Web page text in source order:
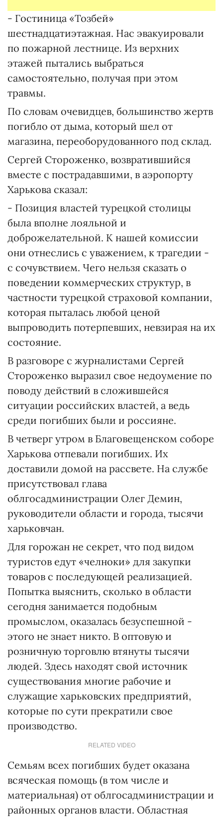
- Гостиница «Тозбей»
шестнадцатиэтажная. Нас эвакуировали
по пожарной лестнице. Из верхних
этажей пытались выбраться
самостоятельно, получая при этом
травмы.
По словам очевидцев, большинство жертв
погибло от дыма, который шел от
магазина, переоборудованного под склад.
Сергей Стороженко, возвратившийся
вместе с пострадавшими, в аэропорту
Харькова сказал:
- Позиция властей турецкой столицы
была вполне лояльной и
доброжелательной. К нашей комиссии
они отнеслись с уважением, к трагедии -
с сочувствием. Чего нельзя сказать о
поведении коммерческих структур, в
частности турецкой страховой компании,
которая пыталась любой ценой
выпроводить потерпевших, невзирая на их
состояние.
В разговоре с журналистами Сергей
Стороженко выразил свое недоумение по
поводу действий в сложившейся
ситуации российских властей, а ведь
среди погибших были и россияне.
В четверг утром в Благовещенском соборе
Харькова отпевали погибших. Их
доставили домой на рассвете. На службе
присутствовал глава
облгосадминистрации Олег Демин,
руководители области и города, тысячи
харьковчан.
Для горожан не секрет, что под видом
туристов едут «челноки» для закупки
товаров с последующей реализацией.
Попытка выяснить, сколько в области
сегодня занимается подобным
промыслом, оказалась безуспешной -
этого не знает никто. В оптовую и
розничную торговлю втянуты тысячи
людей. Здесь находят свой источник
существования многие рабочие и
служащие харьковских предприятий,
которые по сути прекратили свое
производство.
RELATED VIDEO
Семьям всех погибших будет оказана
всяческая помощь (в том числе и
материальная) от облгосадминистрации и
районных органов власти. Областная